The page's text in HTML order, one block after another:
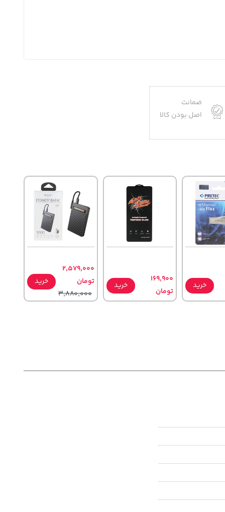
ضمانت
اصل بودن کالا
خرید
169,900
تومان
خرید
2,579,000
تومان
3,880,000
خرید
4,079,000